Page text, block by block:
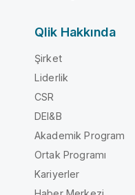
Qlik Hakkında
Şirket
Liderlik
CSR
DEI&B
Akademik Program
Ortak Programı
Kariyerler